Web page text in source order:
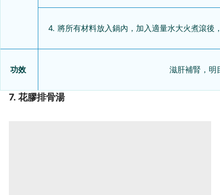
4. 將所有材料放入鍋內，加入適量水大火煮滾後
功效 滋肝補腎，明
7. 花膠排骨湯